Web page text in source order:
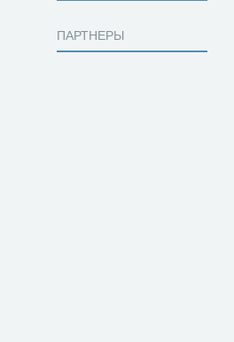
ПАРТНЕРЫ